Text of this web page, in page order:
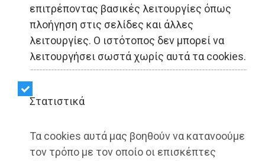
επιτρέποντας βασικές λειτουργίες όπως
πλοήγηση στις σελίδες και άλλες
λειτουργίες. Ο ιστότοπος δεν μπορεί να
λειτουργήσει σωστά χωρίς αυτά τα cookies.
Στατιστικά
Τα cookies αυτά μας βοηθούν να κατανοούμε
τον τρόπο με τον οποίο οι επισκέπτες